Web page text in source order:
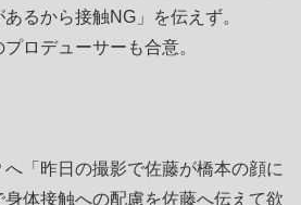
るから接触NG」を伝えず。
ロデューサーも合意。
「昨日の撮影で佐藤が橋本の顔に
体接触への配慮を佐藤へ伝えて欲